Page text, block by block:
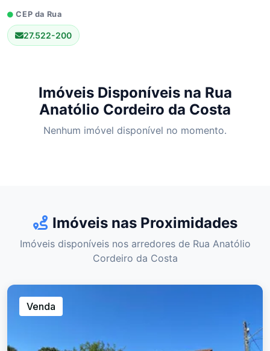
CEP da Rua
27.522-200
Imóveis Disponíveis na Rua
Anatólio Cordeiro da Costa
Nenhum imóvel disponível no momento.
Imóveis nas Proximidades
Imóveis disponíveis nos arredores de Rua Anatólio
Cordeiro da Costa
Venda